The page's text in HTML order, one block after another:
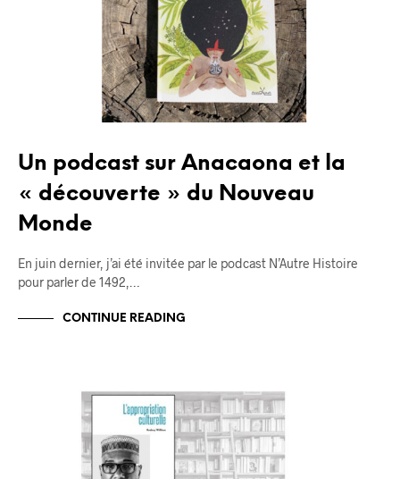
Un podcast sur Anacaona et la
« découverte » du Nouveau
Monde
En juin dernier, j’ai été invitée par le podcast N’Autre Histoire
pour parler de 1492,…
CONTINUE READING